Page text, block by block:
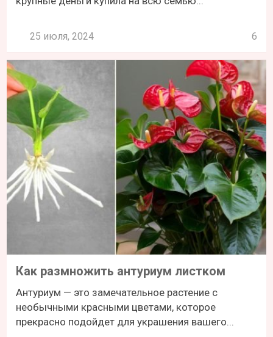
25 июля, 2024 6
Как размножить антуриум листком
Антуриум — это замечательное растение с
необычными красными цветами, которое
прекрасно подойдет для украшения вашего...